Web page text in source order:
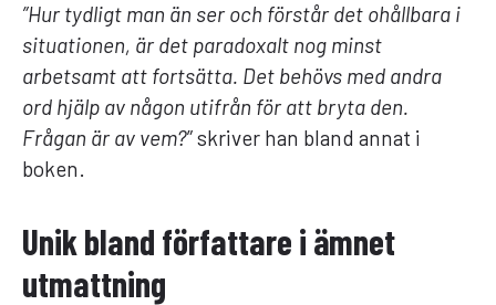
”Hur tydligt man än ser och förstår det ohållbara i
situationen, är det paradoxalt nog minst
arbetsamt att fortsätta. Det behövs med andra
ord hjälp av någon utifrån för att bryta den.
Frågan är av vem?” skriver han bland annat i
boken.
Unik bland författare i ämnet
utmattning